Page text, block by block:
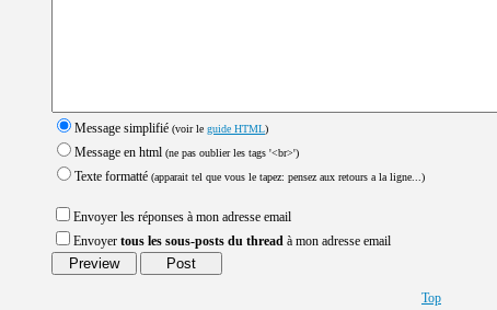
Message simplifié (voir le guide HTML)
Message en html (ne pas oublier les tags '<br>')
Texte formatté (apparait tel que vous le tapez: pensez aux retours a la ligne...)
Envoyer les réponses à mon adresse email
Envoyer tous les sous-posts du thread à mon adresse email
Top